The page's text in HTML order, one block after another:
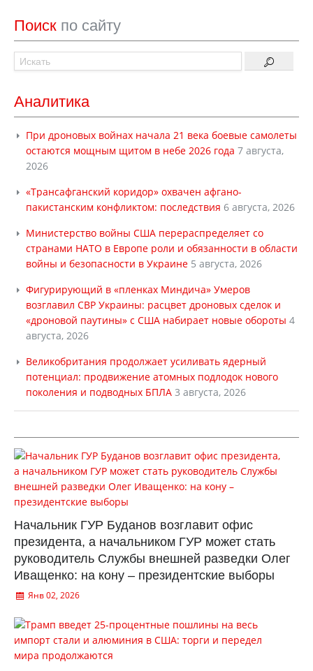
Поиск по сайту
Аналитика
При дроновых войнах начала 21 века боевые самолеты
остаются мощным щитом в небе 2026 года 7 августа,
2026
«Трансафганский коридор» охвачен афгано-
пакистанским конфликтом: последствия 6 августа, 2026
Министерство войны США перераспределяет со
странами НАТО в Европе роли и обязанности в области
войны и безопасности в Украине 5 августа, 2026
Фигурирующий в «пленках Миндича» Умеров
возглавил СВР Украины: расцвет дроновых сделок и
«дроновой паутины» с США набирает новые обороты 4
августа, 2026
Великобритания продолжает усиливать ядерный
потенциал: продвижение атомных подлодок нового
поколения и подводных БПЛА 3 августа, 2026
Начальник ГУР Буданов возглавит офис
президента, а начальником ГУР может стать
руководитель Службы внешней разведки Олег
Иващенко: на кону – президентские выборы
Янв 02, 2026